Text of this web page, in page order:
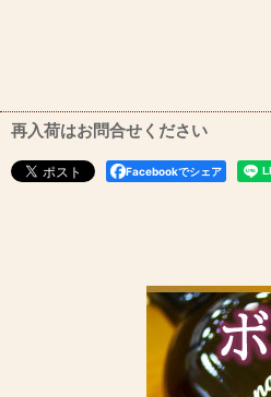
再入荷はお問合せください
Facebookでシェア